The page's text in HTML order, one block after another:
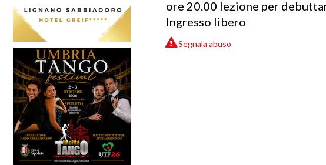
ore 20.00 lezione per
Ingresso libero
Segnala abuso